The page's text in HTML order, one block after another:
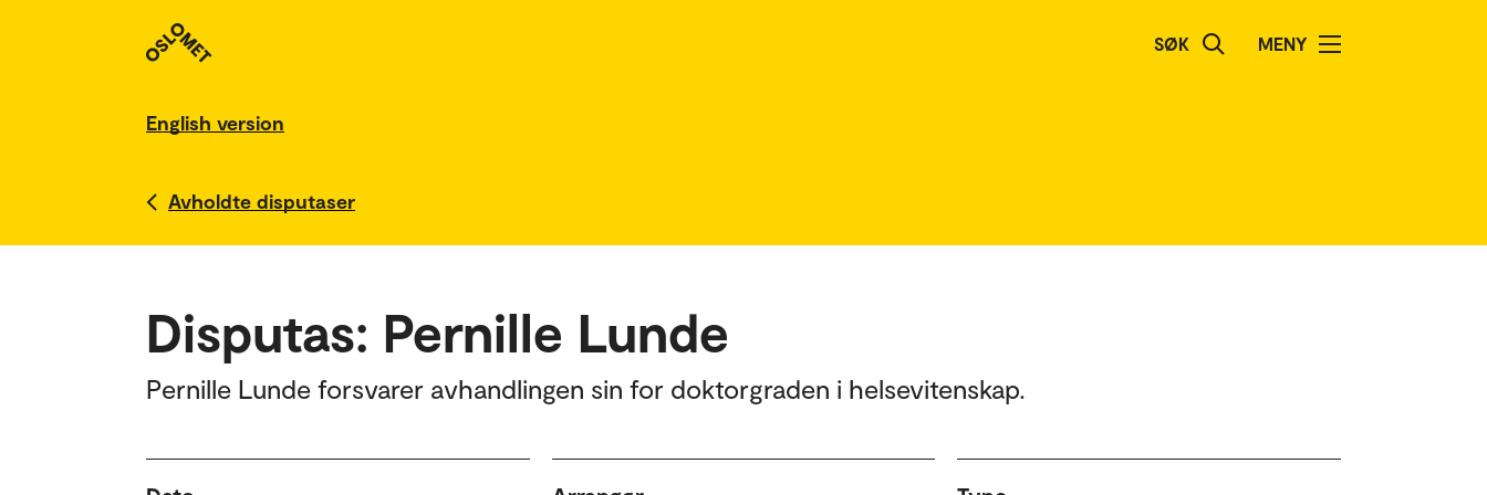
SØK MENY
English version
Avholdte disputaser
Disputas: Pernille Lunde
Pernille Lunde forsvarer avhandlingen sin for doktorgraden i helsevitenskap.